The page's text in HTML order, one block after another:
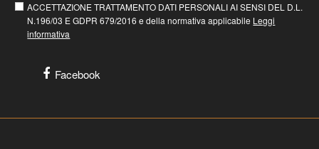
ACCETTAZIONE TRATTAMENTO DATI PERSONALI AI SENSI DEL D.L.
N.196/03 E GDPR 679/2016 e della normativa applicabile Leggi
informativa
Facebook